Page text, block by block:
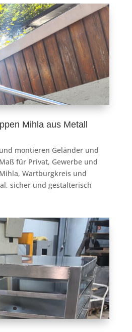
Mihla aus Metall
montieren Geländer und
für Privat, Gewerbe und
Wartburgkreis und
sicher und gestalterisch